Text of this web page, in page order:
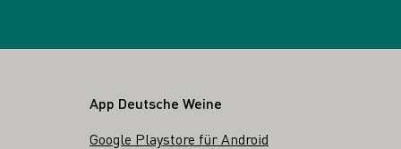
App Deutsche Weine
Google Playstore für Android